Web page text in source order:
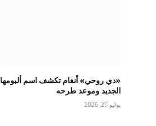
«دي روحي» أنغام تكشف اسم ألبومها
الجديد وموعد طرحه
يوليو 29, 2026